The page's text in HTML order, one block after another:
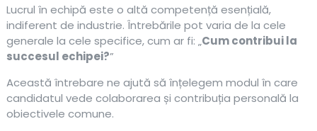
Lucrul în echipă este o altă competență esențială,
indiferent de industrie. Întrebările pot varia de la cele
generale la cele specifice, cum ar fi: „Cum contribui la
succesul echipei?”
Această întrebare ne ajută să înțelegem modul în care
candidatul vede colaborarea și contribuția personală la
obiectivele comune.